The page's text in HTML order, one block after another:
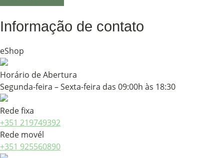
Informação de contato
eShop
Horário de Abertura
Segunda-feira – Sexta-feira das 09:00h às 18:30
Rede fixa
+351 219749392
Rede movél
+351 925560890